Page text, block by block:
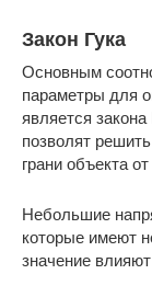
Закон Гука
Основным
параметры для
является
позволят
грани объекта
Небольшие
которые имеют
значение